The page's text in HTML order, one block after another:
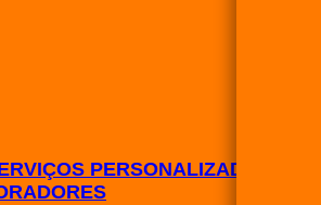
PERSONALIZADOS E